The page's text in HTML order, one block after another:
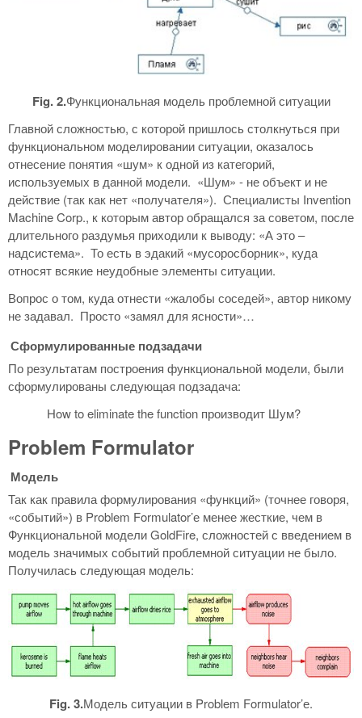
Fig. 2.Функциональная модель проблемной ситуации
Главной сложностью, с которой пришлось столкнуться при
функциональном моделировании ситуации, оказалось
отнесение понятия «шум» к одной из категорий,
используемых в данной модели. «Шум» - не объект и не
действие (так как нет «получателя»). Специалисты Invention
Machine Corp., к которым автор обращался за советом, после
длительного раздумья приходили к выводу: «А это –
надсистема». То есть в эдакий «мусоросборник», куда
относят всякие неудобные элементы ситуации.
Вопрос о том, куда отнести «жалобы соседей», автор никому
не задавал. Просто «замял для ясности»…
Сформулированные подзадачи
По результатам построения функциональной модели, были
сформулированы следующая подзадача:
How to eliminate the function производит Шум?
Problem Formulator
Модель
Так как правила формулирования «функций» (точнее говоря,
«событий») в Problem Formulator’е менее жесткие, чем в
Функциональной модели GoldFire, сложностей с введением в
модель значимых событий проблемной ситуации не было.
Получилась следующая модель:
Fig. 3.Модель ситуации в Problem Formulator’е.